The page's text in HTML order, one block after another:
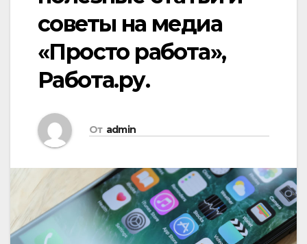
советы на медиа
«Просто работа»,
Работа.ру.
От admin